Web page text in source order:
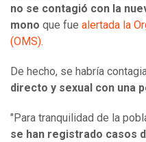
no se contagió con la
mono que fue alertada la
(OMS).
De hecho, se habría
directo y sexual con una
"Para tranquilidad de la
se han registrado casos